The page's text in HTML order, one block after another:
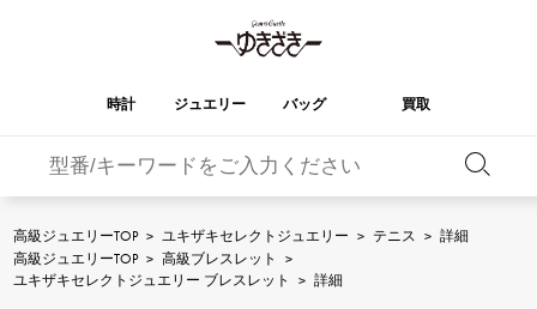
時計 ジュエリー バッグ 買取
OMEGA
オメガ ブライトリング
YUKIZAKI
ジュエリー
ジュエリー
バーキン オータクロア
ケリー
高級ジュエリーTOP > ユキザキセレクトジュエリー > テニス > 詳細
高級ジュエリーTOP > 高級ブレスレット
>
ユキザキセレクトジュエリー ブレスレット
> 詳細